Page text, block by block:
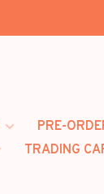
PRE-
TRADING